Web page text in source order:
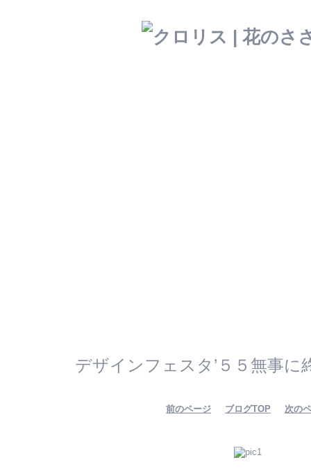
デザインフェスタ’５５無事に
前のページ ブログTOP 次の